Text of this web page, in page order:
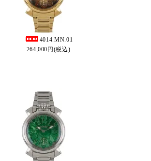
4014.MN.01
264,000円(税込)